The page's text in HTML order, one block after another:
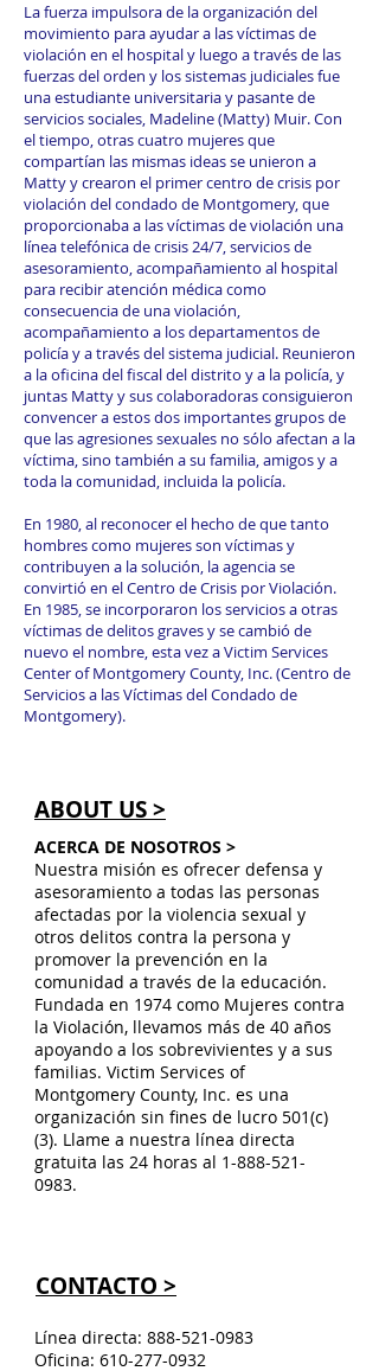
La fuerza impulsora de la organización del
movimiento para ayudar a las víctimas de
violación en el hospital y luego a través de las
fuerzas del orden y los sistemas judiciales fue
una estudiante universitaria y pasante de
servicios sociales, Madeline (Matty) Muir. Con
el tiempo, otras cuatro mujeres que
compartían las mismas ideas se unieron a
Matty y crearon el primer centro de crisis por
violación del condado de Montgomery, que
proporcionaba a las víctimas de violación una
línea telefónica de crisis 24/7, servicios de
asesoramiento, acompañamiento al hospital
para recibir atención médica como
consecuencia de una violación,
acompañamiento a los departamentos de
policía y a través del sistema judicial. Reunieron
a la oficina del fiscal del distrito y a la policía, y
juntas Matty y sus colaboradoras consiguieron
convencer a estos dos importantes grupos de
que las agresiones sexuales no sólo afectan a la
víctima, sino también a su familia, amigos y a
toda la comunidad, incluida la policía.
En 1980, al reconocer el hecho de que tanto
hombres como mujeres son víctimas y
contribuyen a la solución, la agencia se
convirtió en el Centro de Crisis por Violación.
En 1985, se incorporaron los servicios a otras
víctimas de delitos graves y se cambió de
nuevo el nombre, esta vez a Victim Services
Center of Montgomery County, Inc. (Centro de
Servicios a las Víctimas del Condado de
Montgomery).
ABOUT US >
ACERCA DE NOSOTROS >
Nuestra misión es ofrecer defensa y
asesoramiento a todas las personas
afectadas por la violencia sexual y
otros delitos contra la persona y
promover la prevención en la
comunidad a través de la educación.
Fundada en 1974 como Mujeres contra
la Violación, llevamos más de 40 años
apoyando a los sobrevivientes y a sus
familias. Victim Services of
Montgomery County, Inc. es una
organización sin fines de lucro 501(c)
(3). Llame a nuestra línea directa
gratuita las 24 horas al 1-888-521-
0983.
CONTACTO >
Línea directa: 888-521-0983
Oficina: 610-277-0932